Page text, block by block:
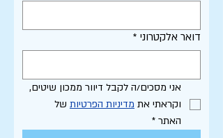
דואר אלקטרוני *
וקראתי את מדיניות הפרטיות
האתר *